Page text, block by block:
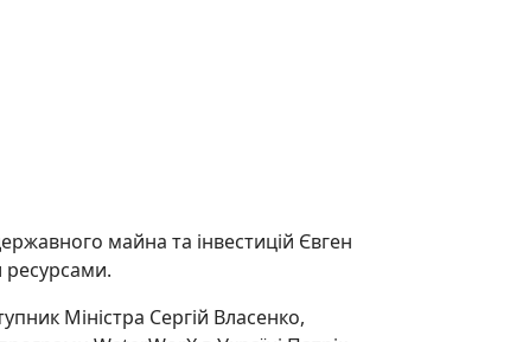
майна та інвестицій Євген
ресурсами.
Міністра Сергій Власенко,